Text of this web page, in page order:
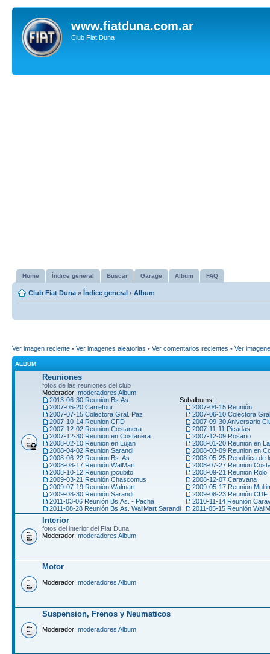
www.fiatduna.com.ar
Club Fiat Duna
Home Índice general Buscar Garage Album FAQ
Club Fiat Duna » Índice general ‹ Album
Ver imagen reciente • Ver imagenes aleatorias • Ver comentarios recientes • Ver
ALBUM
Reuniones
fotos de las reuniones del club
Moderador: moderadores Album
Subalbums:
2013-06-30 Reunión Bs.As.
2007-04-15 Reunión
2007-05-20 Carrefour
2007-06-10 Colectora
2007-07-15 Colectora Gral. Paz
2007-09-30 Aniversario
2007-10-14 Reunion CFD
2007-11-11 Picadas
2007-12-02 Reunion Costanera
2007-12-09 Rosario
2007-12-30 Reunion en Costanera
2008-01-20 Reunion en
2008-02-10 Reunion en Lujan
2008-03-09 Reunion en
2008-04-02 Reunion Sarandi
2008-05-25 Republica de
2008-06-22 Reunion Bs. As
2008-07-27 Reunion
2008-08-17 Reunión WalMart
2008-09-21 Reunion Rolo
2008-10-12 Reunion jpcubito
2008-12-07 Caravana
2009-03-21 Reunión Chascomus
2009-05-17 Reunión
2009-07-19 Reunión Walmart
2009-08-23 Reunión CDF
2009-08-30 Reunión Sarandi
2010-11-14 Reunión
2011-03-06 Reunión Bs.As. - Pacha
2011-05-15 Reunión
2011-08-28 Reunión Bs.As. WallMart Sarandi
Interior
fotos del interior del Fiat Duna
Moderador: moderadores Album
Motor
Moderador: moderadores Album
Suspension, Frenos y Neumaticos
Moderador: moderadores Album